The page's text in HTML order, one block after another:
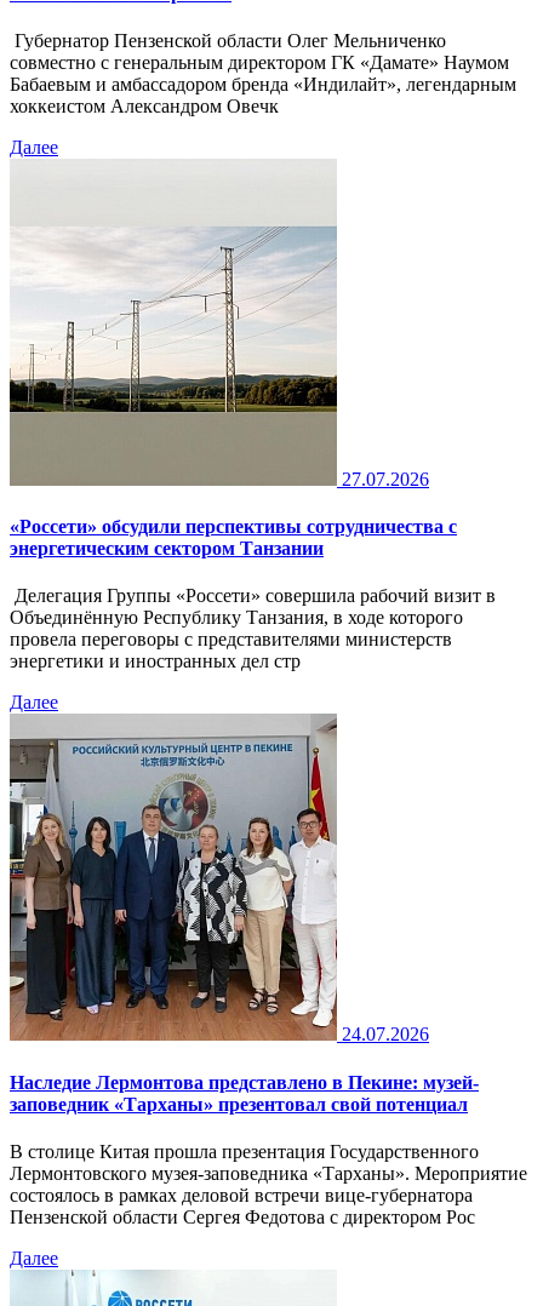
Губернатор Пензенской области Олег Мельниченко
совместно с генеральным директором ГК «Дамате» Наумом
Бабаевым и амбассадором бренда «Индилайт», легендарным
хоккеистом Александром Овечк
Далее
27.07.2026
«Россети» обсудили перспективы сотрудничества с
энергетическим сектором Танзании
Делегация Группы «Россети» совершила рабочий визит в
Объединённую Республику Танзания, в ходе которого
провела переговоры с представителями министерств
энергетики и иностранных дел стр
Далее
24.07.2026
Наследие Лермонтова представлено в Пекине: музей-
заповедник «Тарханы» презентовал свой потенциал
В столице Китая прошла презентация Государственного
Лермонтовского музея-заповедника «Тарханы». Мероприятие
состоялось в рамках деловой встречи вице-губернатора
Пензенской области Сергея Федотова с директором Рос
Далее